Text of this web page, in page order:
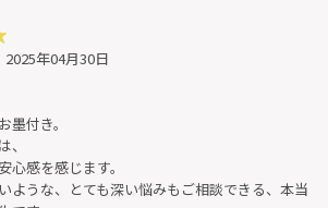
2025年04月30日
付き。
心感を感じます。
ような、とても深い悩みもご相談できる、本当